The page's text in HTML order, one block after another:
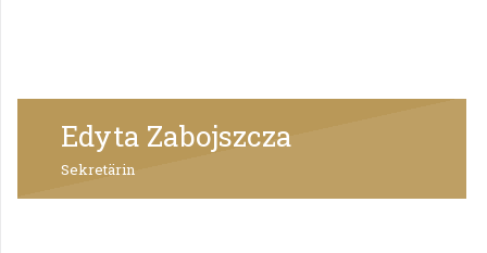
Edyta Zabojszcza
Sekretärin